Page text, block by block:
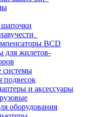
BCD
для жилетов-
системы
подвесок
и аксессуары
оборудования